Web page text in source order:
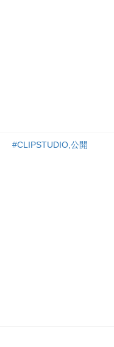
#CLIPSTUDIO,公開